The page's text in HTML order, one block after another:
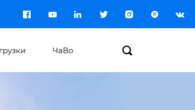
      
ЧаВо 